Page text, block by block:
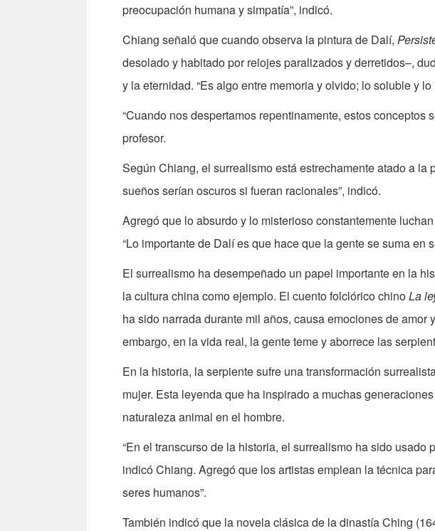
preocupación humana y simpatía”, indicó.
Chiang señaló que cuando observa la pintura de Dalí,
desolado y habitado por relojes paralizados y derretidos–,
y la eternidad. “Es algo entre memoria y olvido; lo soluble y
“Cuando nos despertamos repentinamente, estos conceptos
profesor.
Según Chiang, el surrealismo está estrechamente atado a la
sueños serían oscuros si fueran racionales”, indicó.
Agregó que lo absurdo y lo misterioso constantemente
“Lo importante de Dalí es que hace que la gente se suma en
El surrealismo ha desempeñado un papel importante en la
la cultura china como ejemplo. El cuento folclórico chinoLa
ha sido narrada durante mil años, causa emociones de amor
embargo, en la vida real, la gente teme y aborrece las
En la historia, la serpiente sufre una transformación
mujer. Esta leyenda que ha inspirado a muchas
naturaleza animal en el hombre.
“En el transcurso de la historia, el surrealismo ha sido usado
indicó Chiang. Agregó que los artistas emplean la técnica
seres humanos”.
También indicó que la novela clásica de la dinastía Ching